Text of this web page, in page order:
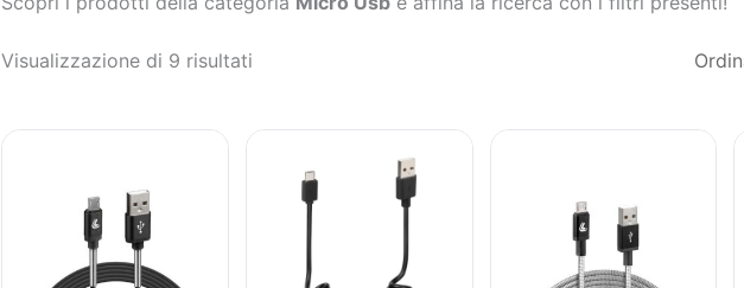
Visualizzazione di 9 risultati
era:
€15,01.
prezzo
originale
era:
era:
€17,20.